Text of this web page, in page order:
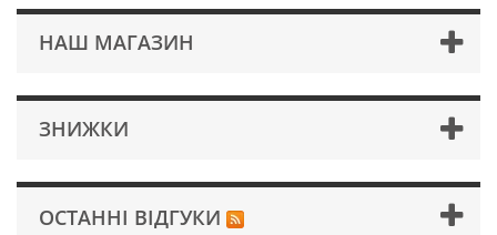
НАШ МАГАЗИН
ЗНИЖКИ
ОСТАННІ ВІДГУКИ